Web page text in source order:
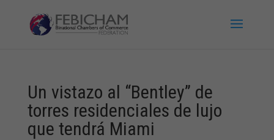
Un vistazo al “Bentley” de
torres residenciales de lujo
que tendrá Miami